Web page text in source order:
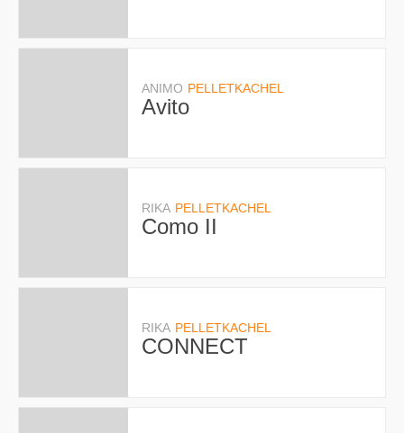
ANIMO PELLETKACHEL
Avito
RIKA PELLETKACHEL
Como II
RIKA PELLETKACHEL
CONNECT